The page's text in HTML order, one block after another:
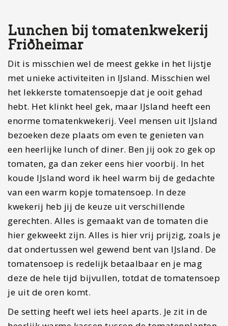
tomaten, ga dan zeker eens hier voorbij. In het
koude IJsland word ik heel warm bij de gedachte
van een warm kopje tomatensoep. In deze
kwekerij heb jij de keuze uit verschillende
gerechten. Alles is gemaakt van de tomaten die
hier gekweekt zijn. Alles is hier vrij prijzig, zoals je
dat ondertussen wel gewend bent van IJsland. De
tomatensoep is redelijk betaalbaar en je mag
deze de hele tijd bijvullen, totdat de tomatensoep
je uit de oren komt.
De setting heeft wel iets heel aparts. Je zit in de
heerlijk warme kassen tussen de tomatenplanten
te eten. De tomatenkwekerij Friðheimar ligt bij de
Golden Circle bij het plaatsje Reykholt. Check
deze activiteit hier eens op TripAdvisor.
Ga op ontdekkingsreis bij
Glymur
Misschien wel mijn favoriete wandeling in IJsland.